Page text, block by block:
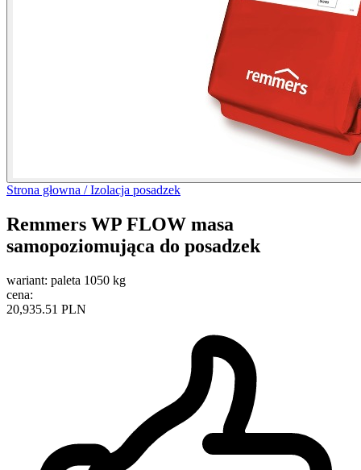
Strona głowna /Izolacja posadzek
Remmers WP FLOW masa
samopoziomująca do posadzek
wariant: paleta 1050 kg
cena:
20,935.51 PLN